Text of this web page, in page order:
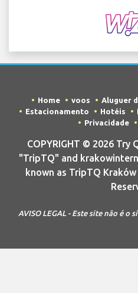
Home voos Aluguer
Estacionamento
Hotéis
Privacidade
COPYRIGHT © 2026 Try
"TripTQ" and
known as TripTQ
AVISO LEGAL - Este site não é